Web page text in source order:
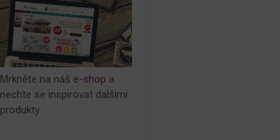
Mrkněte na náš e-shop a
nechte se inspirovat dalšími
produkty.